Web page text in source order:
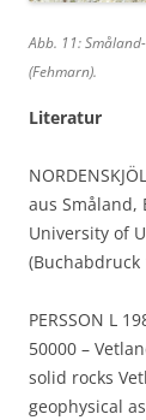
Abb. 11:
(Fehmarn).
Literatur
aus
University of
(Buchabdruck
PERSSON L
50000 –
solid rocks
geophysical